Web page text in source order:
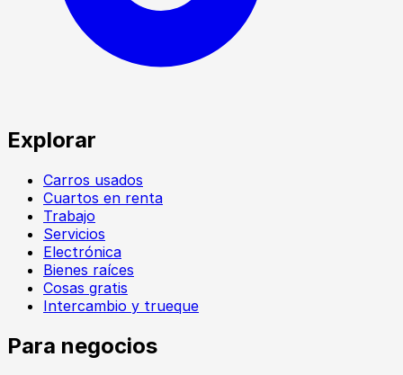
Explorar
Carros usados
Cuartos en renta
Trabajo
Servicios
Electrónica
Bienes raíces
Cosas gratis
Intercambio y trueque
Para negocios